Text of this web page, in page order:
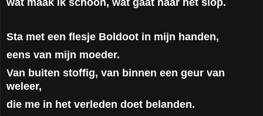
wat maak ik schoon, wat gaat naar het slop.
Sta met een flesje Boldoot in mijn handen,
eens van mijn moeder.
Van buiten stoffig, van binnen een geur van
weleer,
die me in het verleden doet belanden.